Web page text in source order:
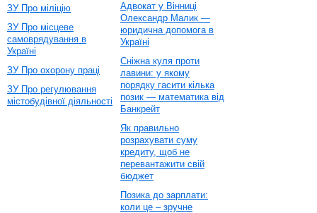
ЗУ Про міліцію
ЗУ Про місцеве
самоврядування в
Україні
ЗУ Про охорону праці
ЗУ Про регулювання
містобудівної діяльності
Адвокат у Вінниці
Олександр Малик —
юридична допомога в
Україні
Сніжна куля проти
лавини: у якому
порядку гасити кілька
позик — математика від
Банкрейт
Як правильно
розрахувати суму
кредиту, щоб не
перевантажити свій
бюджет
Позика до зарплати:
коли це – зручне